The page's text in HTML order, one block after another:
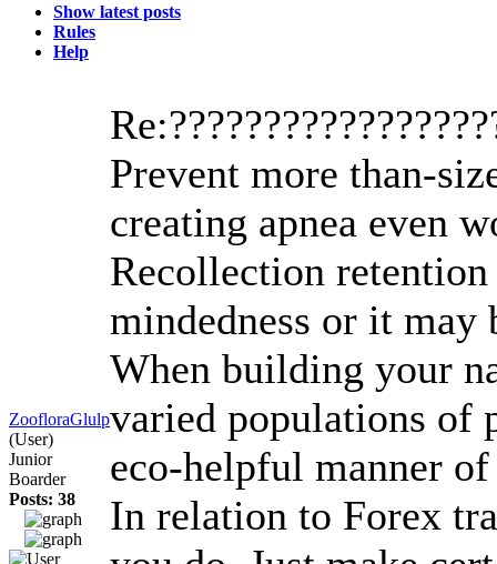
Show latest posts
Rules
Help
ZoofloraGlulp
(User)
Junior
Boarder
Posts: 38
Prevent more than-
creating apnea even
Recollection
mindedness or it
When building your
varied populations of
eco-helpful manner
In relation to Forex